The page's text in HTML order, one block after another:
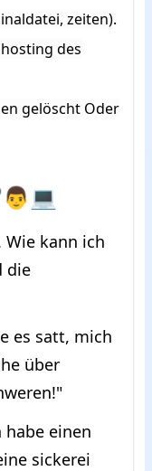
zeiten).
des
gelöscht Oder
Wie kann ich
die
es satt, mich
über
habe einen
sickerei